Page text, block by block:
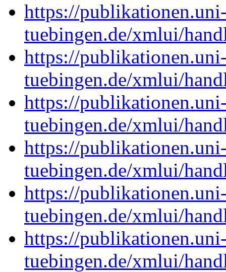
https://
tuebingen.de/xmlui/
https://
tuebingen.de/xmlui/
https://
tuebingen.de/xmlui/
https://
tuebingen.de/xmlui/
https://
tuebingen.de/xmlui/
https://
tuebingen.de/xmlui/